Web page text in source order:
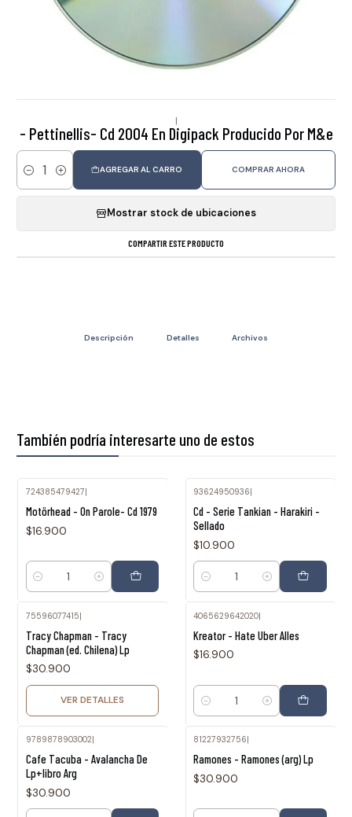
|
- Pettinellis- Cd 2004 En Digipack Producido Por M&e
Cantidad
AGREGAR AL CARRO COMPRAR AHORA
Mostrar stock de ubicaciones
COMPARTIR ESTE PRODUCTO
Descripción Detalles Archivos
También podría interesarte uno de estos
724385479427|
Motörhead - On Parole- Cd 1979
$16.900
Cantidad
93624950936|
Cd - Serie Tankian - Harakiri -
Sellado
$10.900
Cantidad
75596077415|
Tracy Chapman - Tracy
Chapman (ed. Chilena) Lp
$30.900
VER DETALLES
4065629642020|
Kreator - Hate Uber Alles
$16.900
Cantidad
9789878903002|
Cafe Tacuba - Avalancha De
Lp+libro Arg
$30.900
81227932756
Ramones - Ramones (arg) Lp
$30.900